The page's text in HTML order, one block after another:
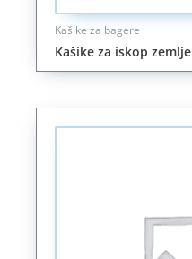
Kašike za bagere
Kašike za iskop zemlje